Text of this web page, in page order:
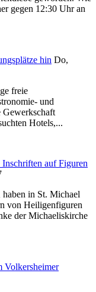
gegen 12:30 Uhr an
hin Do,
freie
und
Gewerkschaft
Hotels,...
auf Figuren
in St. Michael
von Heiligenfiguren
der Michaeliskirche
Volkersheimer